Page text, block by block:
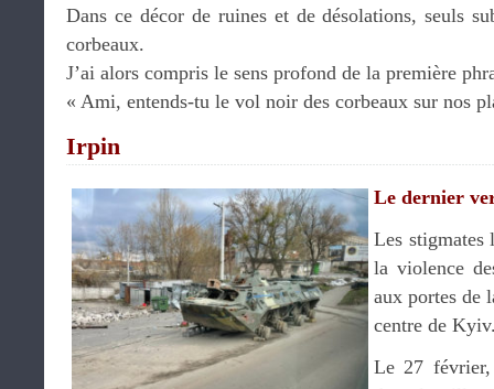
Dans ce décor de ruines et de désolations, seuls
corbeaux.
J’ai alors compris le sens profond de la première
« Ami, entends-tu le vol noir des corbeaux sur nos
Irpin
Le dernier
Les stigmates
la violence
aux portes de
centre de
Le 27